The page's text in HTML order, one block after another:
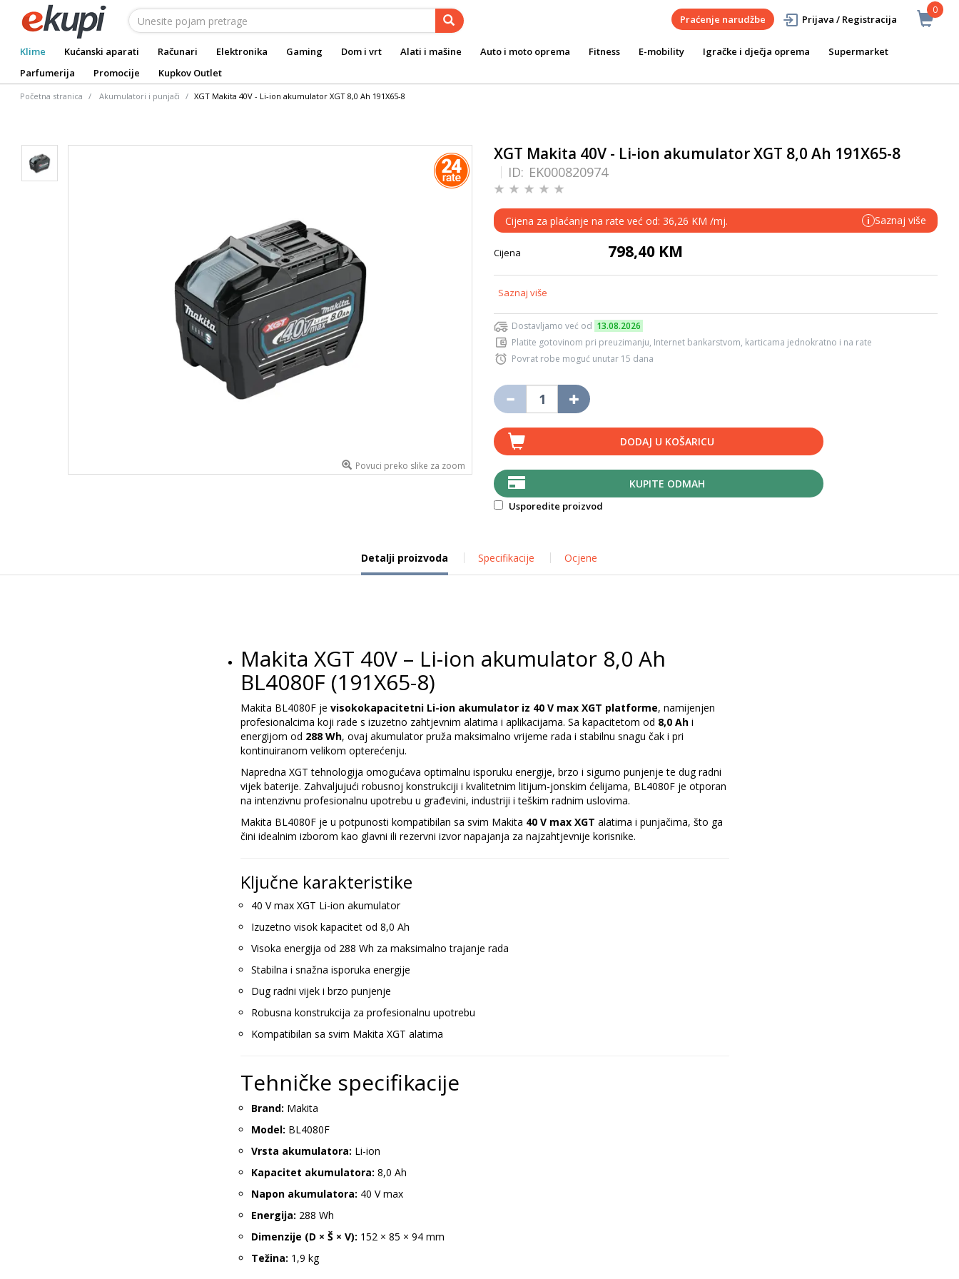
0
Praćenje narudžbe Prijava / Registracija
Klime Kućanski aparati Računari Elektronika Gaming Dom i vrt Alati i mašine Auto i moto oprema Fitness E-mobility Igračke i dječja oprema
Supermarket
Parfumerija
Promocije Kupkov Outlet
Početna stranica Akumulatori i punjači XGT Makita 40V - Li-ion akumulator XGT 8,0 Ah 191X65-8
Povuci preko slike za zoom
XGT Makita 40V - Li-ion akumulator XGT 8,0 Ah 191X65-8
ID: EK000820974
Cijena za plaćanje na rate već od: 36,26 KM /mj. i Saznaj više
Cijena 798,40 KM
Saznaj više
Dostavljamo već od 13.08.2026
Platite gotovinom pri preuzimanju, Internet bankarstvom, karticama jednokratno i na rate
Povrat robe moguć unutar 15 dana
DODAJ U KOŠARICU
KUPITE ODMAH
Usporedite proizvod
Detalji proizvoda Specifikacije Ocjene
Makita XGT 40V – Li-ion akumulator 8,0 Ah
BL4080F (191X65-8)
Makita BL4080F je visokokapacitetni Li-ion akumulator iz 40 V max XGT platforme, namijenjen
profesionalcima koji rade s izuzetno zahtjevnim alatima i aplikacijama. Sa kapacitetom od 8,0 Ah i
energijom od 288 Wh, ovaj akumulator pruža maksimalno vrijeme rada i stabilnu snagu čak i pri
kontinuiranom velikom opterećenju.
Napredna XGT tehnologija omogućava optimalnu isporuku energije, brzo i sigurno punjenje te dug radni
vijek baterije. Zahvaljujući robusnoj konstrukciji i kvalitetnim litijum-jonskim ćelijama, BL4080F je otporan
na intenzivnu profesionalnu upotrebu u građevini, industriji i teškim radnim uslovima.
Makita BL4080F je u potpunosti kompatibilan sa svim Makita 40 V max XGT alatima i punjačima, što ga
čini idealnim izborom kao glavni ili rezervni izvor napajanja za najzahtjevnije korisnike.
Ključne karakteristike
40 V max XGT Li-ion akumulator
Izuzetno visok kapacitet od 8,0 Ah
Visoka energija od 288 Wh za maksimalno trajanje rada
Stabilna i snažna isporuka energije
Dug radni vijek i brzo punjenje
Robusna konstrukcija za profesionalnu upotrebu
Kompatibilan sa svim Makita XGT alatima
Tehničke specifikacije
Brand: Makita
Model: BL4080F
Vrsta akumulatora: Li-ion
Kapacitet akumulatora: 8,0 Ah
Napon akumulatora: 40 V max
Energija: 288 Wh
Dimenzije (D × Š × V): 152 × 85 × 94 mm
Težina: 1,9 kg